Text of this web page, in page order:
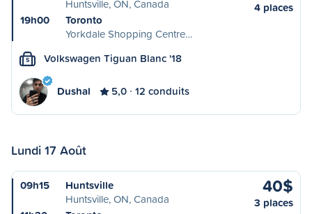
Huntsville, ON, Canada
19h00
Toronto
Yorkdale Shopping Centre…
4 places
S Volkswagen Tiguan Blanc '18
Dushal 5,0 12 conduits
Lundi 17 Août
09h15
Huntsville
Huntsville, ON, Canada
40$
3 places